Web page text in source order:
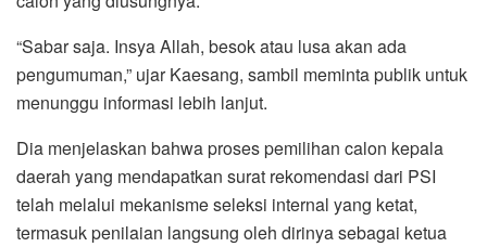
“Sabar saja. Insya Allah, besok atau lusa akan ada
pengumuman,” ujar Kaesang, sambil meminta publik untuk
menunggu informasi lebih lanjut.
Dia menjelaskan bahwa proses pemilihan calon kepala
daerah yang mendapatkan surat rekomendasi dari PSI
telah melalui mekanisme seleksi internal yang ketat,
termasuk penilaian langsung oleh dirinya sebagai ketua